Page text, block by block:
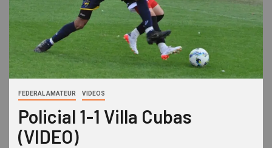
FEDERAL AMATEUR VIDEOS
Policial 1-1 Villa Cubas
(VIDEO)